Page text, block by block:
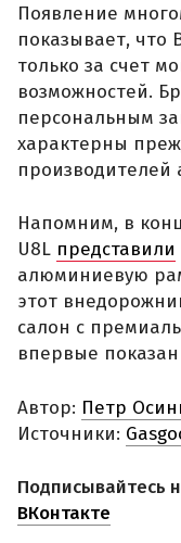
Появление
показывает, что
только за счет
возможностей.
персональным
характерны
производителей
Напомним, в
U8L представили
алюминиевую
этот
салон с
впервые
Автор: Петр
Источники:
Подписывайтесь
ВКонтакте